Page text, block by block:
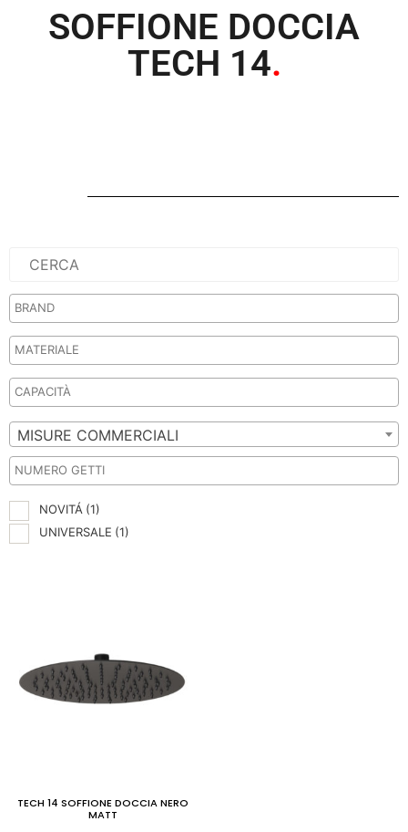
SOFFIONE DOCCIA
TECH 14.
MISURE COMMERCIALI
NOVITÁ (1)
UNIVERSALE (1)
TECH 14 SOFFIONE DOCCIA NERO
MATT